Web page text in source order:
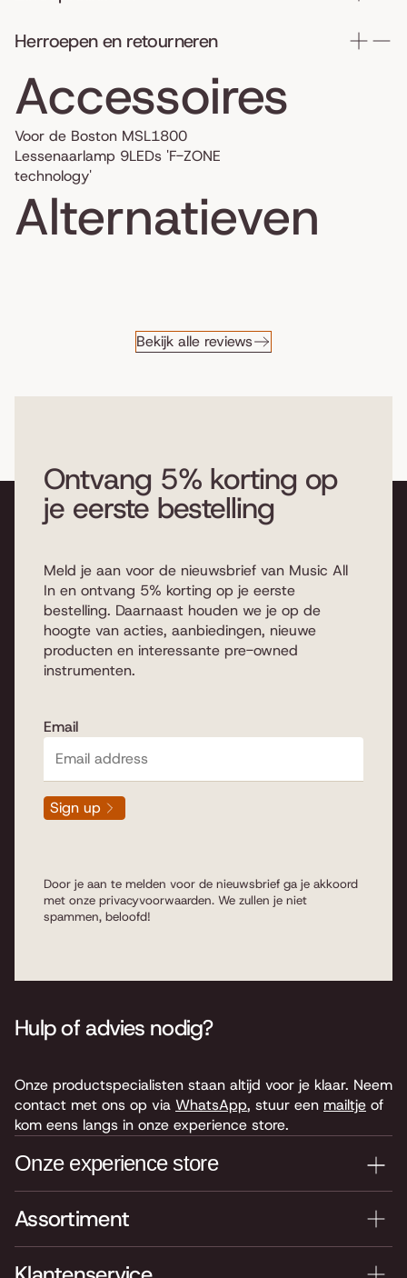
Herroepen en retourneren
Accessoires
Voor de Boston MSL1800
Lessenaarlamp 9LEDs 'F-ZONE
technology'
Alternatieven
Bekijk alle reviews
Ontvang 5% korting op
je eerste bestelling
Meld je aan voor de nieuwsbrief van Music All
In en ontvang 5% korting op je eerste
bestelling. Daarnaast houden we je op de
hoogte van acties, aanbiedingen, nieuwe
producten en interessante pre-owned
instrumenten.
Email
Sign up
Door je aan te melden voor de nieuwsbrief ga je akkoord
met onze privacyvoorwaarden. We zullen je niet
spammen, beloofd!
Assortiment
Hulp of advies nodig?
Onze productspecialisten staan altijd voor je klaar. Neem
contact met ons op via WhatsApp, stuur een mailtje of
kom eens langs in onze experience store.
Onze experience store
Je nieuwe instrument testen? Kom langs in onze winkel